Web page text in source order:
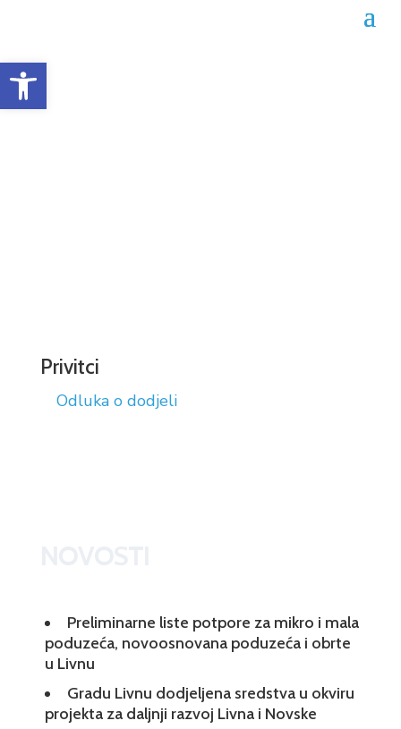
Open toolbar
Privitci
Odluka o dodjeli
Preliminarne liste potpore za mikro i mala
poduzeća, novoosnovana poduzeća i obrte
u Livnu
Gradu Livnu dodjeljena sredstva u okviru
projekta za daljnji razvoj Livna i Novske